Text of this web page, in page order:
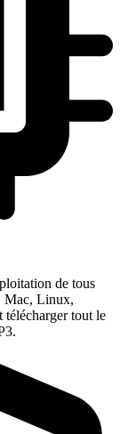
de tous
Mac, Linux,
tout le